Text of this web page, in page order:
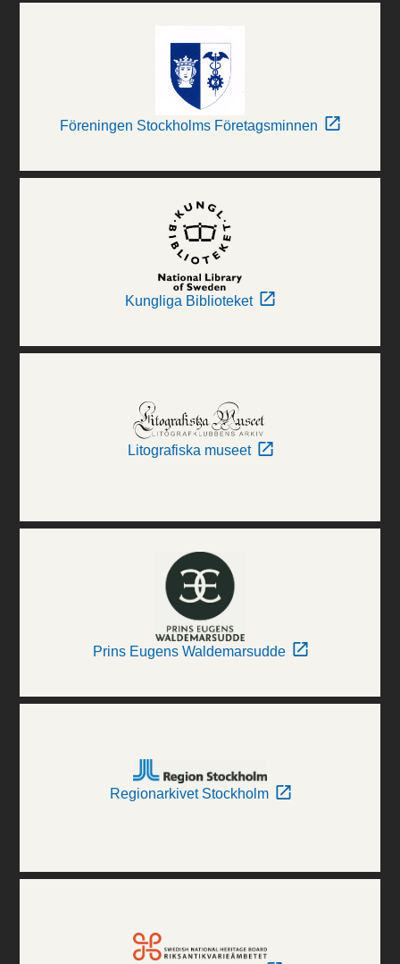
Föreningen Stockholms Företagsminnen
Kungliga Biblioteket
Litografiska museet
Prins Eugens Waldemarsudde
Regionarkivet Stockholm